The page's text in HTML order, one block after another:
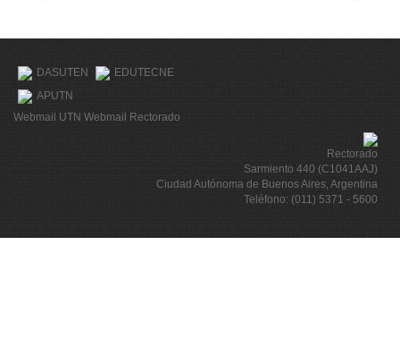
DASUTEN
EDUTECNE
APUTN
Webmail UTN Webmail Rectorado
Rectorado
Sarmiento 440 (C1041AAJ)
Ciudad Autónoma de Buenos Aires, Argentina
Teléfono: (011) 5371 - 5600